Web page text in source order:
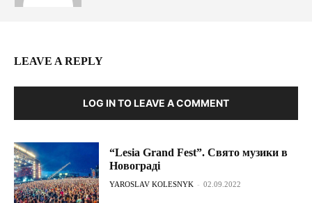
LEAVE A REPLY
LOG IN TO LEAVE A COMMENT
“Lesia Grand Fest”. Свято музики в
Новограді
YAROSLAV KOLESNYK - 02.09.2022